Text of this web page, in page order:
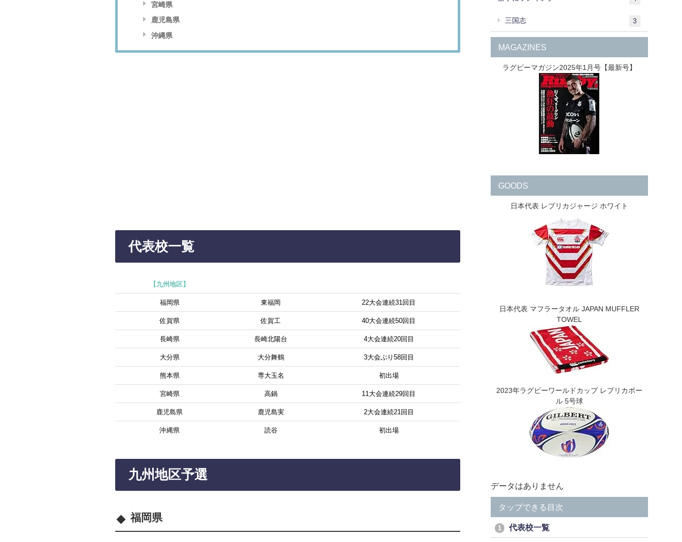
宮崎県
鹿児島県
沖縄県
代表校一覧
【九州地区】
福岡県 東福岡 22大会連続31回目
佐賀県 佐賀工 40大会連続50回目
長崎県 長崎北陽台 4大会連続20回目
大分県 大分舞鶴 3大会ぶり58回目
熊本県 専大玉名 初出場
宮崎県 高鍋 11大会連続29回目
鹿児島県 鹿児島実 2大会連続21回目
沖縄県 読谷 初出場
九州地区予選
福岡県
三国志 3
MAGAZINES
ラグビーマガジン2025年1月号【最新号】
GOODS
日本代表 レプリカジャージ ホワイト
日本代表 マフラータオル JAPAN MUFFLER
TOWEL
2023年ラグビーワールドカップ レプリカボー
ル 5号球
データはありません
タップできる目次
1 代表校一覧